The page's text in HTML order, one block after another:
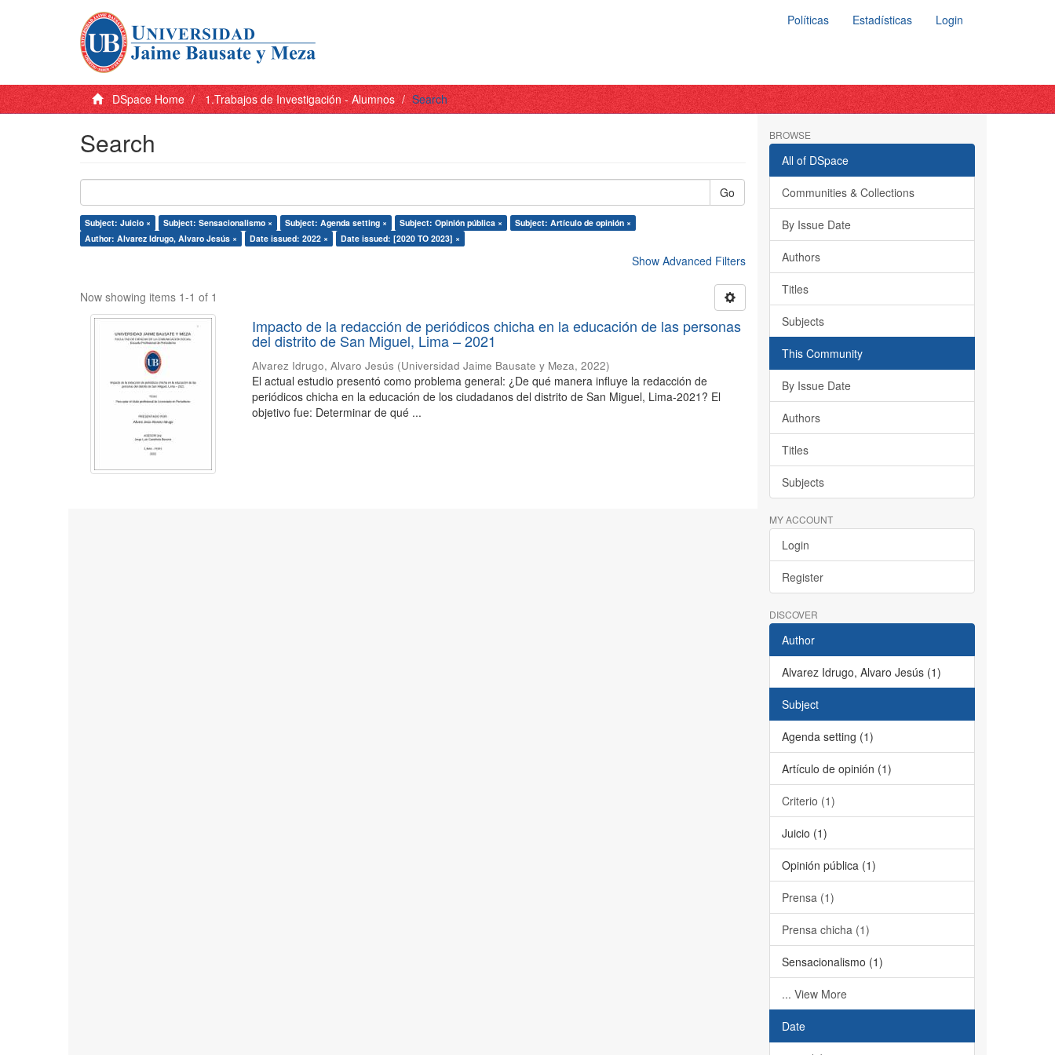
Políticas Estadísticas Login
DSpace Home 1.Trabajos de Investigación - Alumnos Search
Search
Go
Subject: Juicio × Subject: Sensacionalismo × Subject: Agenda setting × Subject: Opinión pública ×
Subject: Artículo de opinión ×
Author: Alvarez Idrugo, Alvaro Jesús ×
Date issued: 2022 × Date issued: [2020 TO 2023] ×
Show Advanced Filters
Now showing items 1-1 of 1
Impacto de la redacción de periódicos chicha en la educación de las personas
del distrito de San Miguel, Lima – 2021
Alvarez Idrugo, Alvaro Jesús (Universidad Jaime Bausate y Meza,2022)
El actual estudio presentó como problema general: ¿De qué manera influye la redacción de
periódicos chicha en la educación de los ciudadanos del distrito de San Miguel, Lima-2021? El
objetivo fue: Determinar de qué ...
BROWSE
All of DSpace
Communities & Collections
By Issue Date
Authors
Titles
Subjects
This Community
By Issue Date
Authors
Titles
Subjects
MY ACCOUNT
Login
Register
DISCOVER
Author
Alvarez Idrugo, Alvaro Jesús (1)
Subject
Agenda setting (1)
Artículo de opinión (1)
Criterio (1)
Juicio (1)
Opinión pública (1)
Prensa (1)
Prensa chicha (1)
Sensacionalismo (1)
... View More
Date